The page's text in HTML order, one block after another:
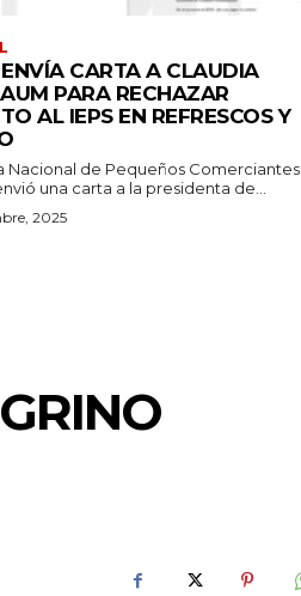
CARTA A CLAUDIA
PARA RECHAZAR
AL IEPS EN REFRESCOS Y
Nacional de Pequeños Comerciantes
una carta a la presidenta de...
2025